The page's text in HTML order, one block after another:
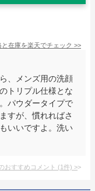
と在庫を楽天でチェック >>
、メンズ用の洗顔
トリプル仕様とな
パウダータイプで
すが、慣れればさ
いいですよ。洗い
おすすめコメント (1件) >